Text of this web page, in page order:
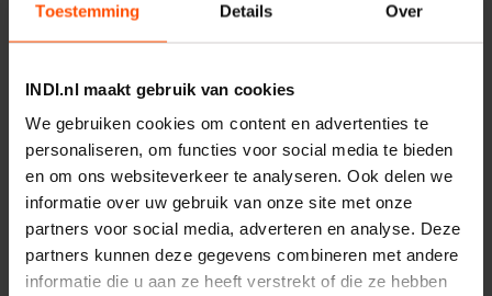
Toestemming Details Over
INDI.nl maakt gebruik van cookies
We gebruiken cookies om content en advertenties te
personaliseren, om functies voor social media te bieden
en om ons websiteverkeer te analyseren. Ook delen we
informatie over uw gebruik van onze site met onze
partners voor social media, adverteren en analyse. Deze
partners kunnen deze gegevens combineren met andere
informatie die u aan ze heeft verstrekt of die ze hebben
− Aantal
Vergelijken
Ronde cilinder CRDSNU-B-
32-200-PPS-A-MG-A1
Artikelnummer: